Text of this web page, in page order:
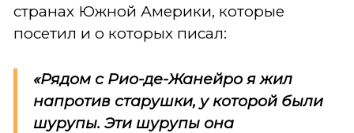
странах Южной Америки, которые
посетил и о которых писал:
«Рядом с Рио-де-Жанейро я жил
напротив старушки, у которой были
шурупы. Эти шурупы она